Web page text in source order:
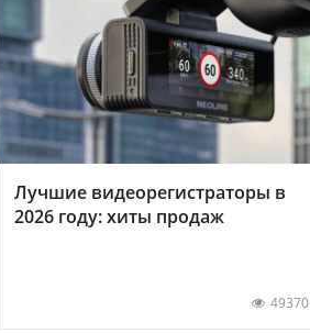
Лучшие видеорегистраторы в
2026 году: хиты продаж
49370